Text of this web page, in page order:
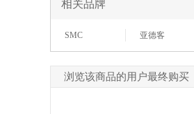
相关品牌
SMC 亚德客
浏览该商品的用户最终购买